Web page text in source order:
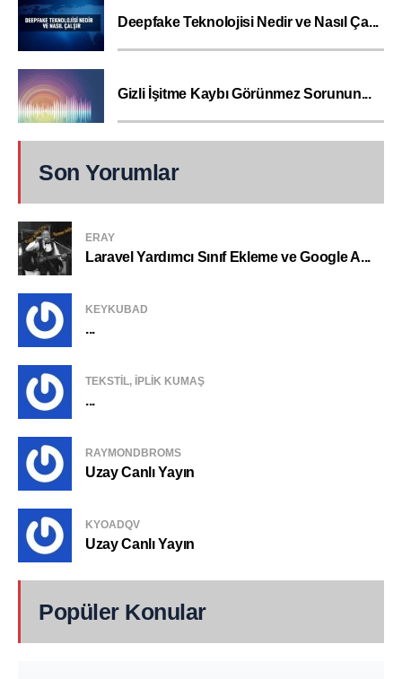
Deepfake Teknolojisi Nedir ve Nasıl Ça...
Gizli İşitme Kaybı Görünmez Sorunun...
Son Yorumlar
ERAY
Laravel Yardımcı Sınıf Ekleme ve Google A...
KEYKUBAD
...
TEKSTIL, IPLIK KUMAŞ
...
RAYMONDBROMS
Uzay Canlı Yayın
KYOADQV
Uzay Canlı Yayın
Popüler Konular